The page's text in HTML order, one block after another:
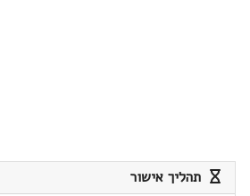
תהליך אישור